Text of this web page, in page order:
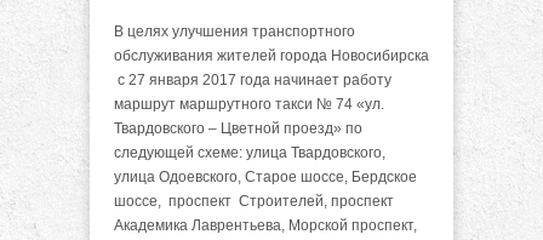
В целях улучшения транспортного
обслуживания жителей города Новосибирска
с 27 января 2017 года начинает работу
маршрут маршрутного такси № 74 «ул.
Твардовского – Цветной проезд» по
следующей схеме: улица Твардовского,
улица Одоевского, Старое шоссе, Бердское
шоссе, проспект Строителей, проспект
Академика Лаврентьева, Морской проспект,